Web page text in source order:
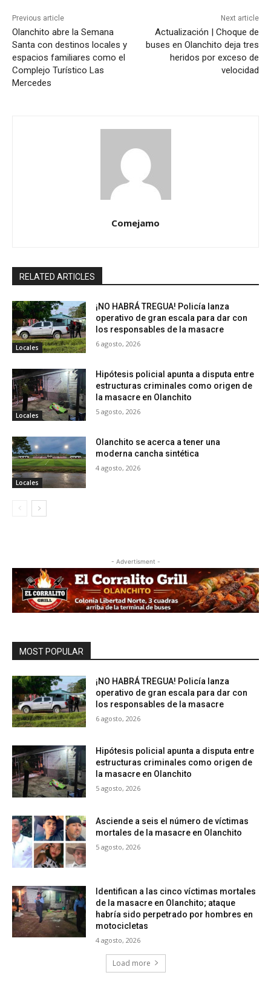
Previous article
Olanchito abre la Semana
Santa con destinos locales y
espacios familiares como el
Complejo Turístico Las
Mercedes
Next article
Actualización | Choque de
buses en Olanchito deja tres
heridos por exceso de
velocidad
Comejamo
RELATED ARTICLES
Locales
¡NO HABRÁ TREGUA! Policía lanza
operativo de gran escala para dar con
los responsables de la masacre
6 agosto, 2026
Locales
Hipótesis policial apunta a disputa entre
estructuras criminales como origen de
la masacre en Olanchito
5 agosto, 2026
Locales
Olanchito se acerca a tener una
moderna cancha sintética
4 agosto, 2026
- Advertisment -
MOST POPULAR
¡NO HABRÁ TREGUA! Policía lanza
operativo de gran escala para dar con
los responsables de la masacre
6 agosto, 2026
Hipótesis policial apunta a disputa entre
estructuras criminales como origen de
la masacre en Olanchito
5 agosto, 2026
Asciende a seis el número de víctimas
mortales de la masacre en Olanchito
5 agosto, 2026
Identifican a las cinco víctimas mortales
de la masacre en Olanchito; ataque
habría sido perpetrado por hombres en
motocicletas
4 agosto, 2026
Load more